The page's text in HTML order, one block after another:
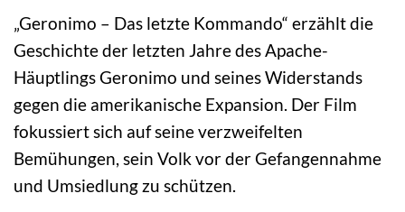
„Geronimo – Das letzte Kommando“ erzählt die
Geschichte der letzten Jahre des Apache-
Häuptlings Geronimo und seines Widerstands
gegen die amerikanische Expansion. Der Film
fokussiert sich auf seine verzweifelten
Bemühungen, sein Volk vor der Gefangennahme
und Umsiedlung zu schützen.